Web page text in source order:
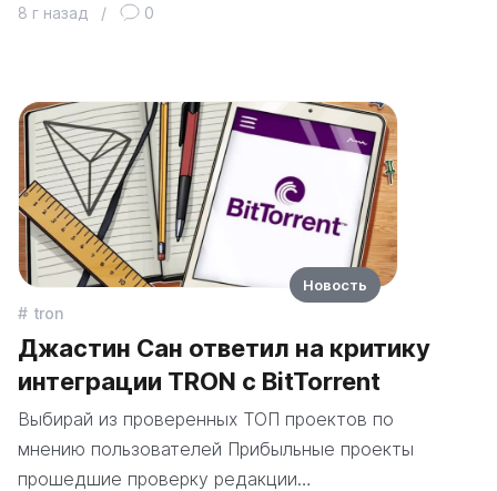
8 г назад / 0
tron
Джастин Сан ответил на критику
интеграции TRON с BitTorrent
Выбирай из проверенных ТОП проектов по
мнению пользователей Прибыльные проекты
прошедшие проверку редакции…
Новость